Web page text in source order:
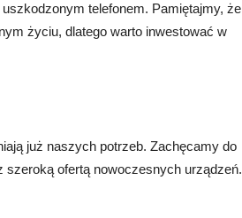
telefonem. Pamiętajmy, że
życiu, dlatego warto inwestować w
już naszych potrzeb. Zachęcamy do
szeroką ofertą nowoczesnych urządzeń.